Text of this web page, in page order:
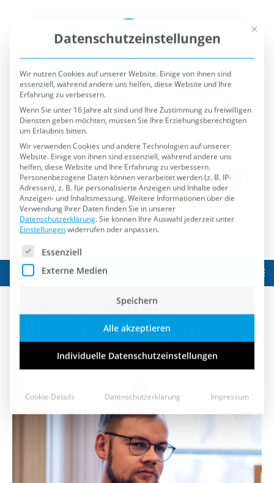
Rumgeeiere im NSU-
Untersuchungsausschuss
6. Juni 2023
Datenschutzeinstellungen
essenziell, während andere uns helfen, diese Website und Ihre
Erfahrung zu verbessern.
Wenn Sie unter 16 Jahre alt sind und Ihre Zustimmung zu freiwilligen
Diensten geben möchten, müssen Sie Ihre Erziehungsberechtigten
um Erlaubnis bitten.
Wir verwenden Cookies und andere Technologien auf unserer
Website. Einige von ihnen sind essenziell, während andere uns
helfen, diese Website und Ihre Erfahrung zu verbessern.
Personenbezogene Daten können verarbeitet werden (z. B. IP-
Adressen), z. B. für personalisierte Anzeigen und Inhalte oder
Anzeigen- und Inhaltsmessung.Weitere Informationen über die
Verwendung Ihrer Daten finden Sie in unserer
Datenschutzerklärung. Sie können Ihre Auswahl jederzeit unter
Einstellungenwiderrufen oder anpassen.